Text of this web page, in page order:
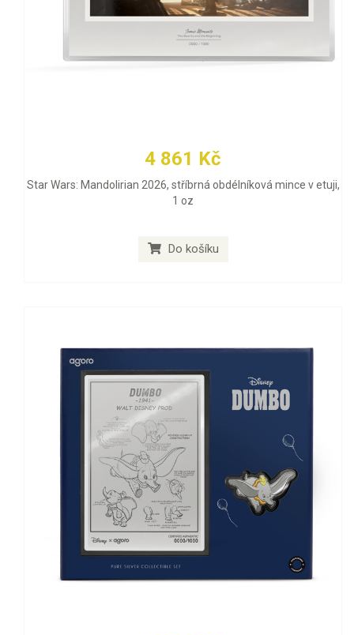
4 861 Kč
Star Wars: Mandolirian 2026, stříbrná obdélníková mince v etuji,
1 oz
Do košíku